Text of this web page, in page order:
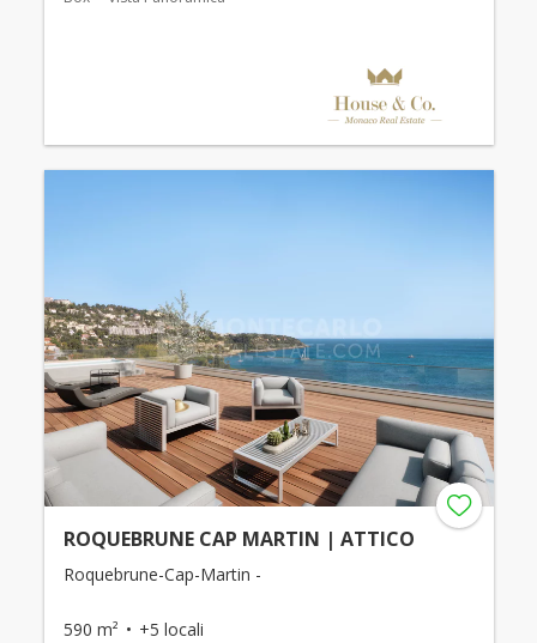
ROQUEBRUNE CAP MARTIN | ATTICO
Roquebrune-Cap-Martin -
590 m² +5 locali